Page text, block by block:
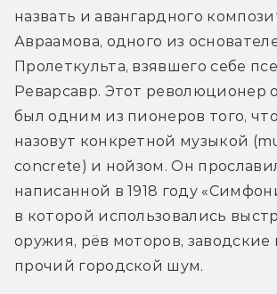
назвать и авангардного
Авраамова, одного из
Пролеткульта, взявшего себе
Реварсавр. Этот революционер
был одним из пионеров того,
назовут конкретной музыкой
concrete) и нойзом. Он
написанной в 1918 году
в которой использовались
оружия, рёв моторов, заводские
прочий городской шум.